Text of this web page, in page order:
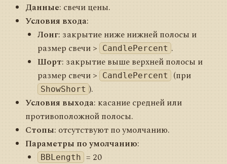
Данные: свечи цены.
Условия входа:
Лонг: закрытие ниже нижней полосы и
размер свечи >
CandlePercent .
Шорт: закрытие выше верхней полосы и
размер свечи >
CandlePercent (при
ShowShort ).
Условия выхода: касание средней или
противоположной полосы.
Стопы: отсутствуют по умолчанию.
Параметры по умолчанию:
BBLength = 20